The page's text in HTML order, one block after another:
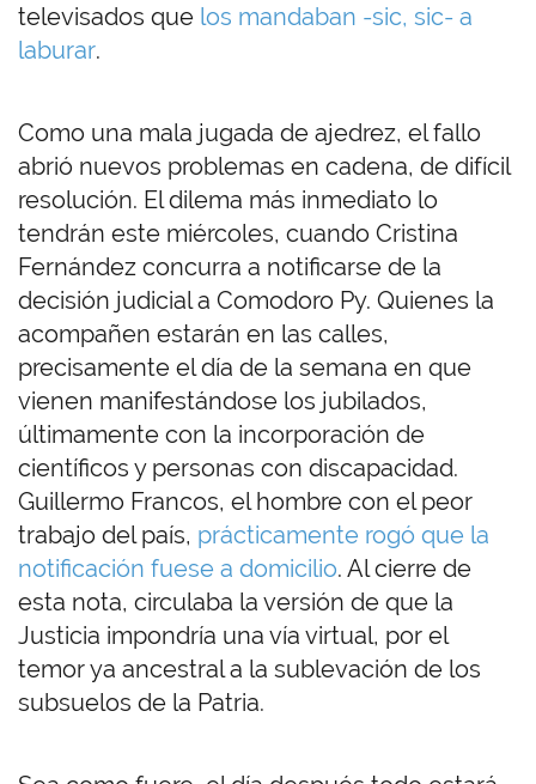
televisados que los mandaban -sic, sic- a
laburar.
Como una mala jugada de ajedrez, el fallo
abrió nuevos problemas en cadena, de difícil
resolución. El dilema más inmediato lo
tendrán este miércoles, cuando Cristina
Fernández concurra a notificarse de la
decisión judicial a Comodoro Py. Quienes la
acompañen estarán en las calles,
precisamente el día de la semana en que
vienen manifestándose los jubilados,
últimamente con la incorporación de
científicos y personas con discapacidad.
Guillermo Francos, el hombre con el peor
trabajo del país, prácticamente rogó que la
notificación fuese a domicilio. Al cierre de
esta nota, circulaba la versión de que la
Justicia impondría una vía virtual, por el
temor ya ancestral a la sublevación de los
subsuelos de la Patria.